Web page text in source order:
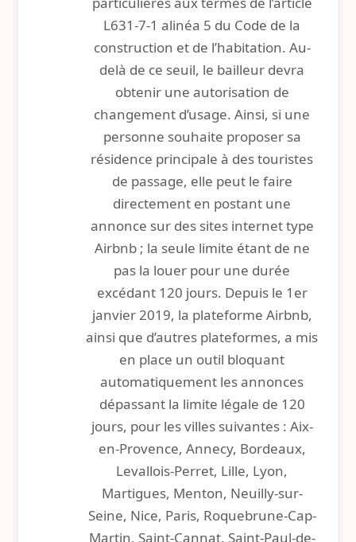
L631-7-1 alinéa 5 du Code de la
construction et de l’habitation. Au-
delà de ce seuil, le bailleur devra
obtenir une autorisation de
changement d’usage. Ainsi, si une
personne souhaite proposer sa
résidence principale à des touristes
de passage, elle peut le faire
directement en postant une
annonce sur des sites internet type
Airbnb ; la seule limite étant de ne
pas la louer pour une durée
excédant 120 jours. Depuis le 1er
janvier 2019, la plateforme Airbnb,
ainsi que d’autres plateformes, a mis
en place un outil bloquant
automatiquement les annonces
dépassant la limite légale de 120
jours, pour les villes suivantes : Aix-
en-Provence, Annecy, Bordeaux,
Levallois-Perret, Lille, Lyon,
Martigues, Menton, Neuilly-sur-
Seine, Nice, Paris, Roquebrune-Cap-
Martin, Saint-Cannat, Saint-Paul-de-